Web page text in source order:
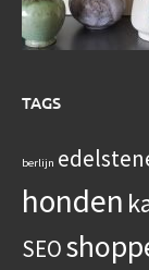
TAGS
berlijn
honden
SEO